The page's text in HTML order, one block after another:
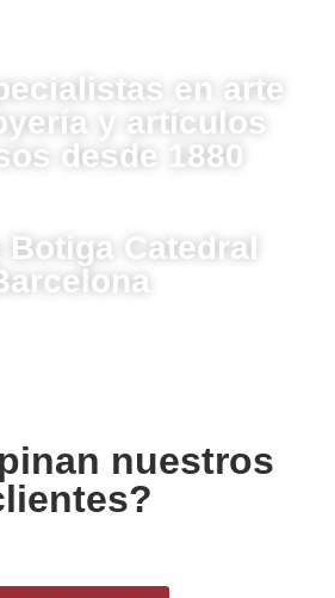
en arte
y artículos
desde 1880
Catedral
nuestros